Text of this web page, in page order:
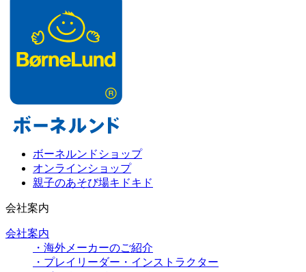
ボーネルンドショップ
オンラインショップ
親子のあそび場キドキド
会社案内
会社案内
・海外メーカーのご紹介
・プレイリーダー・インストラクター